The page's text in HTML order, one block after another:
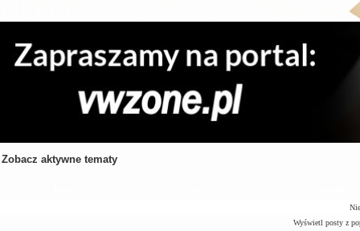
Zobacz aktywne tematy
Wyświetl posty z